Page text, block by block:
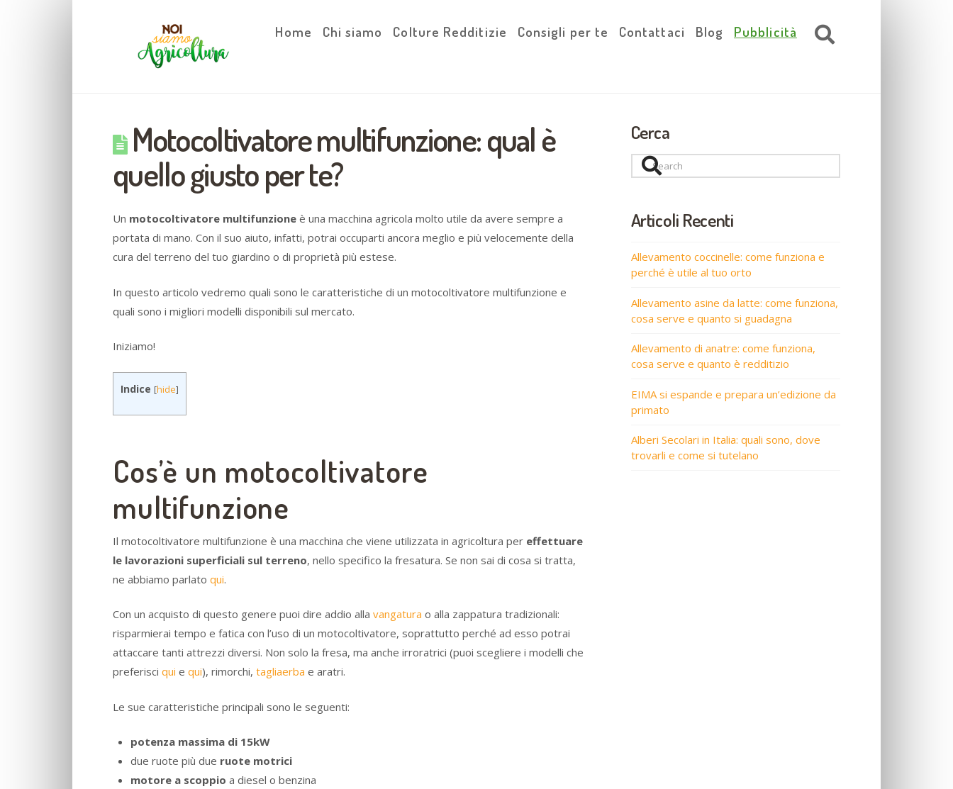
Home Chi siamo Colture Redditizie Consigli per te Contattaci Blog Pubblicità
Motocoltivatore multifunzione: qual è
quello giusto per te?
Un motocoltivatore multifunzione è una macchina agricola molto utile da avere sempre a
portata di mano. Con il suo aiuto, infatti, potrai occuparti ancora meglio e più velocemente della
cura del terreno del tuo giardino o di proprietà più estese.
In questo articolo vedremo quali sono le caratteristiche di un motocoltivatore multifunzione e
quali sono i migliori modelli disponibili sul mercato.
Iniziamo!
Indice [hide]
Cos’è un motocoltivatore
multifunzione
Il motocoltivatore multifunzione è una macchina che viene utilizzata in agricoltura per effettuare
le lavorazioni superficiali sul terreno, nello specifico la fresatura. Se non sai di cosa si tratta,
ne abbiamo parlato qui.
Con un acquisto di questo genere puoi dire addio alla vangatura o alla zappatura tradizionali:
risparmierai tempo e fatica con l’uso di un motocoltivatore, soprattutto perché ad esso potrai
attaccare tanti attrezzi diversi. Non solo la fresa, ma anche irroratrici (puoi scegliere i modelli che
preferisci qui e qui), rimorchi, tagliaerba e aratri.
Le sue caratteristiche principali sono le seguenti:
potenza massima di 15kW
due ruote più due ruote motrici
motore a scoppio a diesel o benzina
Cerca
Search
Articoli Recenti
Allevamento coccinelle: come funziona e
perché è utile al tuo orto
Allevamento asine da latte: come funziona,
cosa serve e quanto si guadagna
Allevamento di anatre: come funziona,
cosa serve e quanto è redditizio
EIMA si espande e prepara un’edizione da
primato
Alberi Secolari in Italia: quali sono, dove
trovarli e come si tutelano